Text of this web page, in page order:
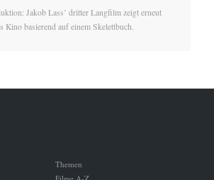
Jakob Lass’ dritter Langfilm zeigt erneut
Kino basierend auf einem Skelettbuch.
Themen